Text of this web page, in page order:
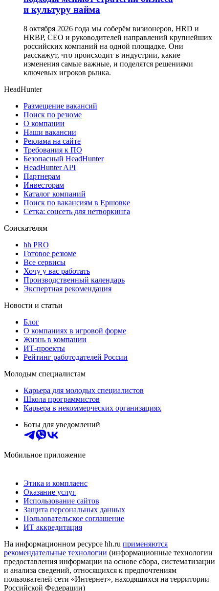
и культуру найма
8 октября 2026 года мы соберём визионеров, HRD и
HRBP, СЕО и руководителей направлений крупнейших
российских компаний на одной площадке. Они
расскажут, что происходит в индустрии, какие
изменения самые важные, и поделятся решениями
ключевых игроков рынка.
HeadHunter
Размещение вакансий
Поиск по резюме
О компании
Наши вакансии
Реклама на сайте
Требования к ПО
Безопасный HeadHunter
HeadHunter API
Партнерам
Инвесторам
Каталог компаний
Поиск по вакансиям в Ершовке
Сетка: соцсеть для нетворкинга
Соискателям
hh PRO
Готовое резюме
Все сервисы
Хочу у вас работать
Производственный календарь
Экспертная рекомендация
Новости и статьи
Блог
О компаниях в игровой форме
Жизнь в компании
ИТ-проекты
Рейтинг работодателей России
Молодым специалистам
Карьера для молодых специалистов
Школа программистов
Карьера в некоммерческих организациях
Боты для уведомлений
Мобильное приложение
Этика и комплаенс
Оказание услуг
Использование сайтов
Защита персональных данных
Пользовательское соглашение
ИТ аккредитация
На информационном ресурсе hh.ru применяются
рекомендательные технологии (информационные технологии
предоставления информации на основе сбора, систематизации
и анализа сведений, относящихся к предпочтениям
пользователей сети «Интернет», находящихся на территории
Российской Федерации)